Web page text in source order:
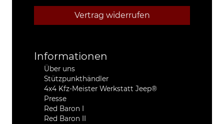
Vertrag widerrufen
Informationen
Über uns
Stützpunkthändler
4x4 Kfz-Meister Werkstatt Jeep®
Presse
Red Baron I
Red Baron II